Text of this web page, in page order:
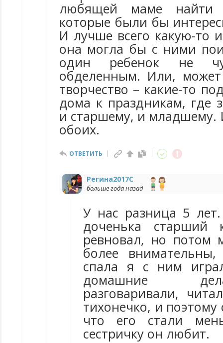
любящей маме найти
которые были бы
И лучше всего какую-то
она могла бы с ними
один ребенок не
обделенным. Или,
творчество – какие-то
дома к праздникам, где
и старшему, и младшему.
обоих.
ОТВЕТИТЬ
Регина2017С
больше года назад
У нас разница 5
доченька старший
ревновал, но потом
более
спала я с ним
домашние
разговаривали,
тихонечко, и поэтому
что его стали
сестричку он любит.